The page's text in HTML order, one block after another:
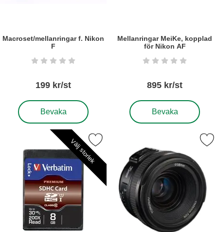
Macroset/mellanringar f. Nikon
F
Art. nr5260 Betyg: 0 stjärnor av 5
199 kr/st
Bevaka
, Macroset/mellanringar f. Nikon F
Mellanringar MeiKe, kopplad
för Nikon AF
Art. nr5913 Betyg: 0 stjärnor
895 kr/st
Bevaka
, Mellanringar MeiKe,
Välj storlek
Markera minneskort Verbatim SDHC SC10 som favorit
Markera objektiv YongNuo